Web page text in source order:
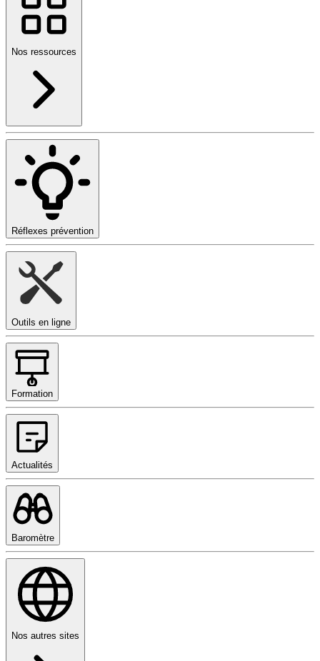
Nos ressources
Réflexes prévention
Outils en ligne
Formation
Actualités
Baromètre
Nos autres sites